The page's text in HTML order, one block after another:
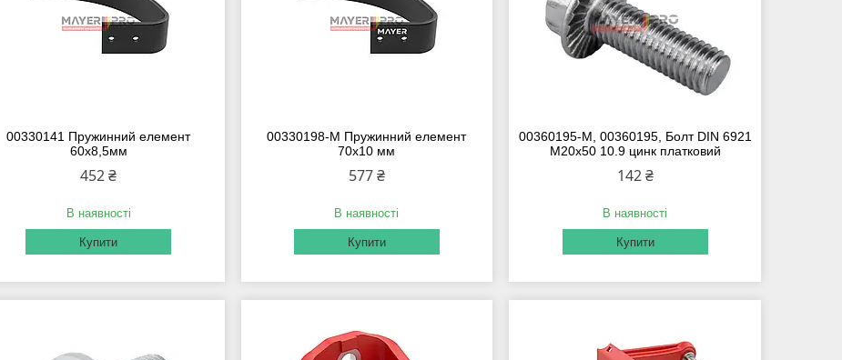
00330141 Пружинний елемент
60x8,5мм
452 ₴
В наявності
Купити
00330198-M Пружинний елемент
70x10 мм
577 ₴
В наявності
Купити
00360195-M, 00360195, Болт DIN 6921
M20x50 10.9 цинк платковий
142 ₴
В наявності
Купити